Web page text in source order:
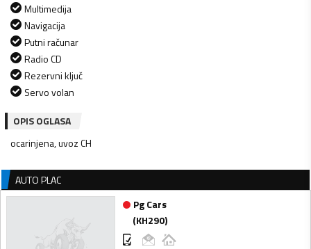
Multimedija
Navigacija
Putni računar
Radio CD
Rezervni ključ
Servo volan
OPIS OGLASA
ocarinjena, uvoz CH
AUTO PLAC
Pg Cars
(KH290)